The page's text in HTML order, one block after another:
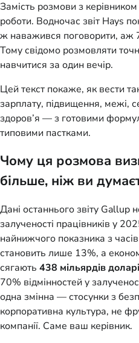
Замість розмови з
роботи. Водночас звіт Hays
ж наважився поговорити, аж
Тому свідомо розмовляти
навчитися за один вечір.
Цей текст покаже, як вести
зарплату, підвищення, межі,
здоров’я — з готовими
типовими пастками.
Чому ця розмова
більше, ніж ви
Дані останнього звіту Gallup
залученості працівників у
найнижчого показника з
становить лише 13%, а
сягають 438 мільярдів
70% відмінностей у
одна змінна — стосунки з
корпоративна культура, не
компанії. Саме ваш керівник.